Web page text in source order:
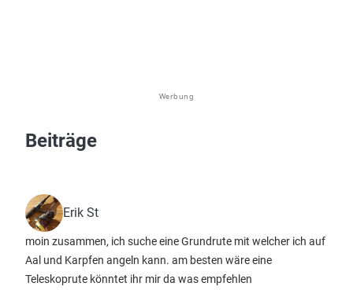
Werbung
Beiträge
Erik St
moin zusammen, ich suche eine Grundrute mit welcher ich auf
Aal und Karpfen angeln kann. am besten wäre eine
Teleskoprute könntet ihr mir da was empfehlen